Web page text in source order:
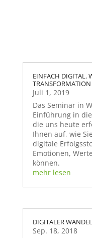
EINFACH DIGITAL.
Juli 1, 2019
Das Seminar in
Einführung in
die uns heute
Ihnen auf, wie
digitale
Emotionen,
können.
mehr lesen
DIGITALER WANDEL
Sep. 18, 2018